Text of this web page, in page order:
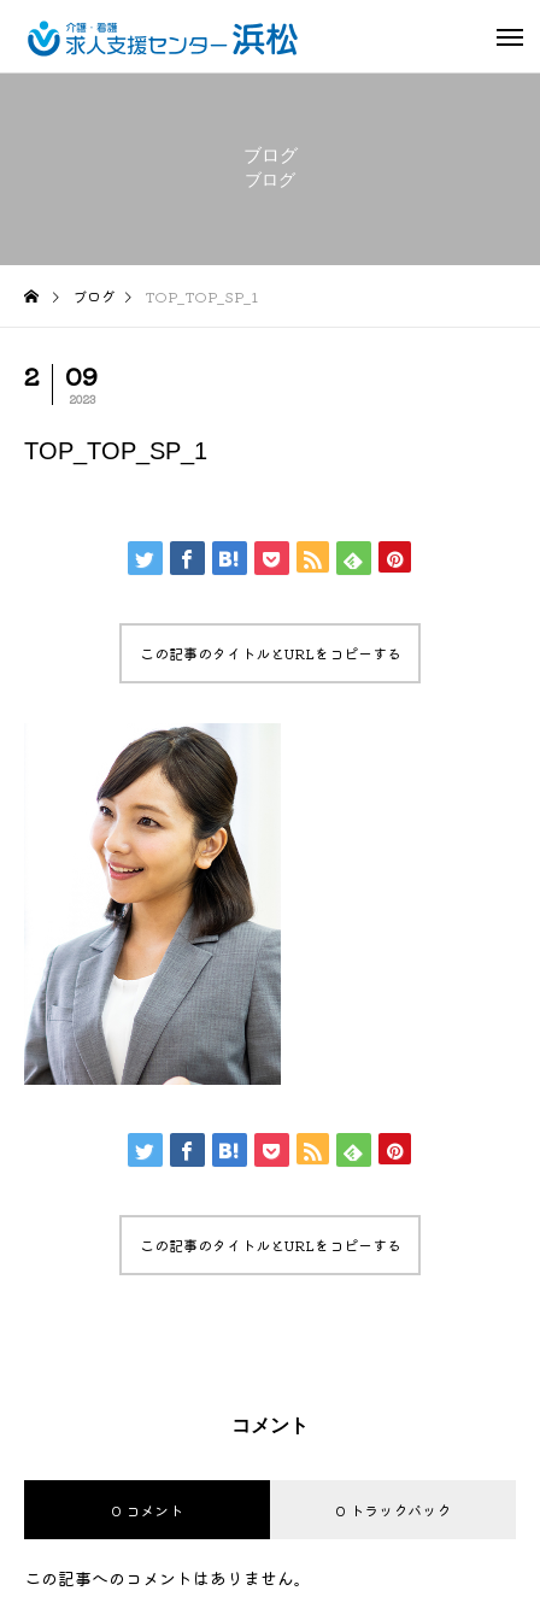
ブログ
ブログ
ブログ TOP_TOP_SP_1
2 09
2023
TOP_TOP_SP_1
この記事のタイトルとURLをコピーする
この記事のタイトルとURLをコピーする
コメント
0 コメント 0 トラックバック
この記事へのコメントはありません。